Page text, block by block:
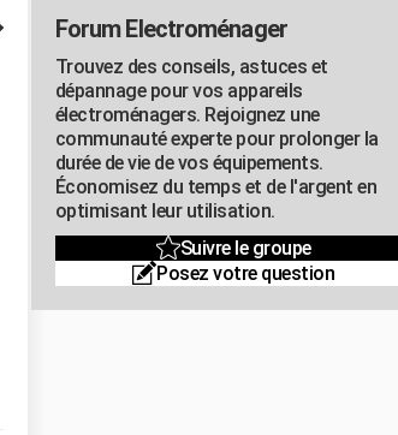
Forum Electroménager
Trouvez des conseils, astuces et
dépannage pour vos appareils
électroménagers. Rejoignez une
communauté experte pour prolonger la
durée de vie de vos équipements.
Économisez du temps et de l'argent en
optimisant leur utilisation.
Suivre le groupe
Posez votre question